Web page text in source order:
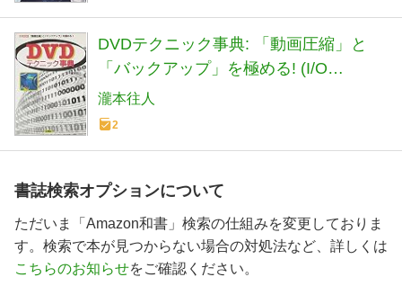
DVDテクニック事典: 「動画圧縮」と
「バックアップ」を極める! (I/O
BOOKS)
瀧本往人
2
書誌検索オプションについて
ただいま「Amazon和書」検索の仕組みを変更しておりま
す。検索で本が見つからない場合の対処法など、詳しくは
こちらのお知らせをご確認ください。